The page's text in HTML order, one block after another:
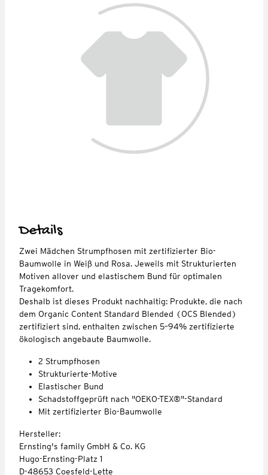
Details
Zwei Mädchen Strumpfhosen mit zertifizierter Bio-
Baumwolle in Weiß und Rosa. Jeweils mit Strukturierten
Motiven allover und elastischem Bund für optimalen
Tragekomfort.
Deshalb ist dieses Produkt nachhaltig: Produkte, die nach
dem Organic Content Standard Blended (OCS Blended)
zertifiziert sind, enthalten zwischen 5–94% zertifizierte
ökologisch angebaute Baumwolle.
2 Strumpfhosen
Strukturierte-Motive
Elastischer Bund
Schadstoffgeprüft nach "OEKO-TEX®"-Standard
Mit zertifizierter Bio-Baumwolle
Hersteller:
Ernsting's family GmbH & Co. KG
Hugo-Ernsting-Platz 1
D-48653 Coesfeld-Lette